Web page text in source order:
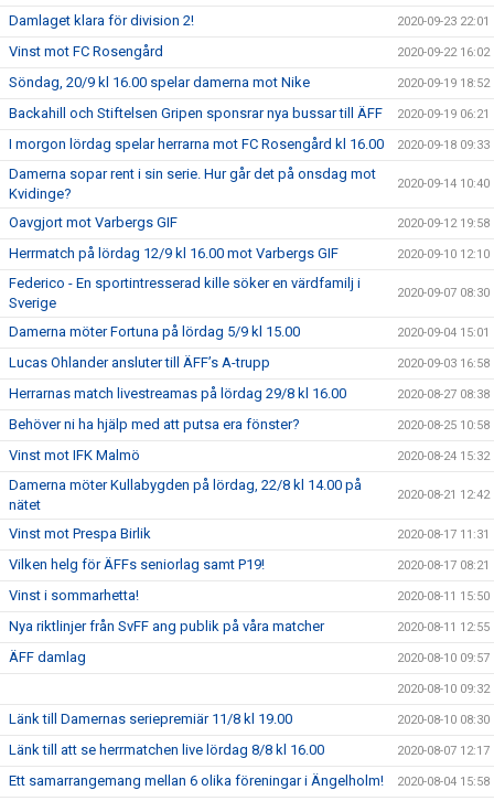
Damlaget klara för division 2! 2020-09-23 22:01
Vinst mot FC Rosengård 2020-09-22 16:02
Söndag, 20/9 kl 16.00 spelar damerna mot Nike 2020-09-19 18:52
Backahill och Stiftelsen Gripen sponsrar nya bussar till ÄFF 2020-09-19 06:21
I morgon lördag spelar herrarna mot FC Rosengård kl 16.00 2020-09-18 09:33
Damerna sopar rent i sin serie. Hur går det på onsdag mot
Kvidinge?
2020-09-14 10:40
Oavgjort mot Varbergs GIF 2020-09-12 19:58
Herrmatch på lördag 12/9 kl 16.00 mot Varbergs GIF 2020-09-10 12:10
Federico - En sportintresserad kille söker en värdfamilj i
Sverige
2020-09-07 08:30
Damerna möter Fortuna på lördag 5/9 kl 15.00 2020-09-04 15:01
Lucas Ohlander ansluter till ÄFF’s A-trupp 2020-09-03 16:58
Herrarnas match livestreamas på lördag 29/8 kl 16.00 2020-08-27 08:38
Behöver ni ha hjälp med att putsa era fönster? 2020-08-25 10:58
Vinst mot IFK Malmö 2020-08-24 15:32
Damerna möter Kullabygden på lördag, 22/8 kl 14.00 på
nätet
2020-08-21 12:42
Vinst mot Prespa Birlik 2020-08-17 11:31
Vilken helg för ÄFFs seniorlag samt P19! 2020-08-17 08:21
Vinst i sommarhetta! 2020-08-11 15:50
Nya riktlinjer från SvFF ang publik på våra matcher 2020-08-11 12:55
ÄFF damlag 2020-08-10 09:57
2020-08-10 09:32
Länk till Damernas seriepremiär 11/8 kl 19.00 2020-08-10 08:30
Länk till att se herrmatchen live lördag 8/8 kl 16.00 2020-08-07 12:17
Ett samarrangemang mellan 6 olika föreningar i Ängelholm! 2020-08-04 15:58